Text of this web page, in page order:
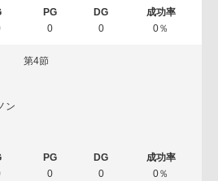
0 0 0％
第4節
ン
0 0 0％